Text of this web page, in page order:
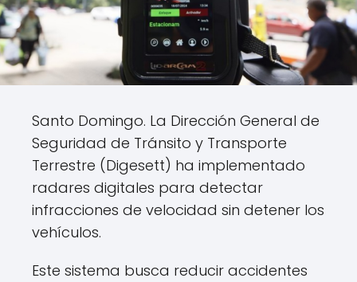
Santo Domingo. La Dirección General de
Seguridad de Tránsito y Transporte
Terrestre (Digesett) ha implementado
radares digitales para detectar
infracciones de velocidad sin detener los
vehículos.
Este sistema busca reducir accidentes